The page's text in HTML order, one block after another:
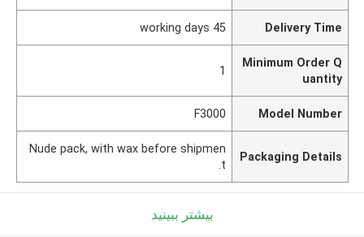
Delivery Time
45 working days
Minimum Order Q
uantity
1
Model Number
F3000
Packaging Details
Nude pack, with wax before shipmen
t.
بیشتر ببینید